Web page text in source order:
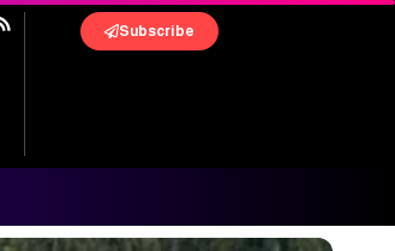
Subscribe